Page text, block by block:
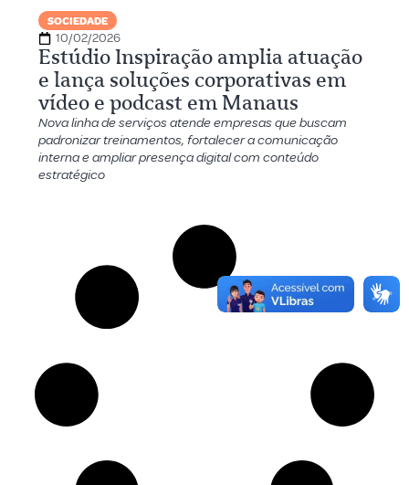
SOCIEDADE
10/02/2026
Estúdio Inspiração amplia atuação
e lança soluções corporativas em
vídeo e podcast em Manaus
Nova linha de serviços atende empresas que buscam
padronizar treinamentos, fortalecer a comunicação
interna e ampliar presença digital com conteúdo
estratégico